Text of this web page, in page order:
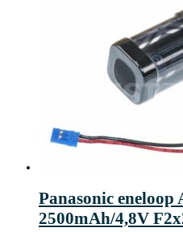
Panasonic
2500mAh/4,8V